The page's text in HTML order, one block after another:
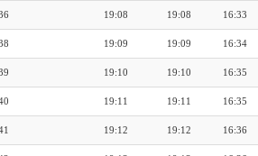
16:33
19:08
19:08
16:34
19:09
19:09
16:35
19:10
19:10
16:35
19:11
19:11
16:36
19:12
19:12